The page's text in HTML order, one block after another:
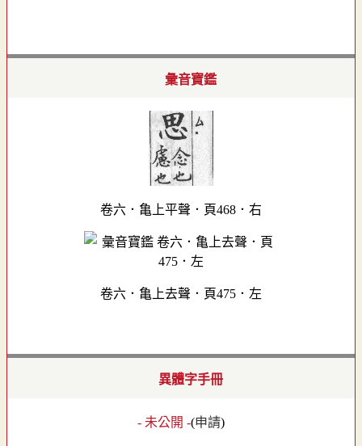
彙音寶鑑
卷六．亀上平聲．頁468．右
卷六．亀上去聲．頁475．左
異體字手冊
- 未公開 -(申請)